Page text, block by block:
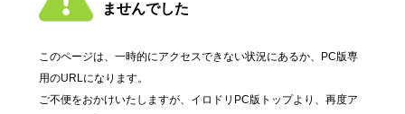
ませんでした
このページは、一時的にアクセスできない状況にあるか、PC版専
用のURLになります。
ご不便をおかけいたしますが、イロドリPC版トップより、再度ア